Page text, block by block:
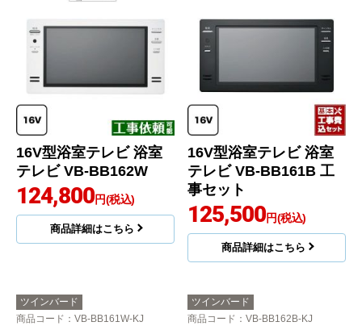
16V型浴室テレビ 浴室
テレビ VB-BB162W
124,800円(税込)
商品詳細はこちら
16V型浴室テレビ 浴室
テレビ VB-BB161B 工
事セット
125,500円(税込)
商品詳細はこちら
ツインバード
商品コード ：VB-BB161W-KJ
ツインバード
商品コード ：VB-BB162B-KJ